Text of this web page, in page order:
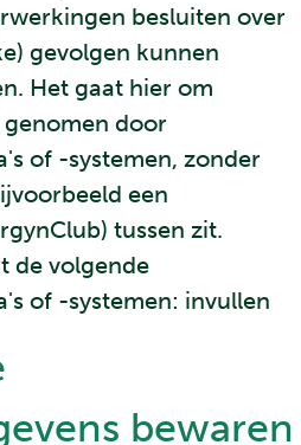
besluiten over
gevolgen kunnen
Het gaat hier om
door
of -systemen, zonder
een
tussen zit.
de volgende
of -systemen: invullen
bewaren